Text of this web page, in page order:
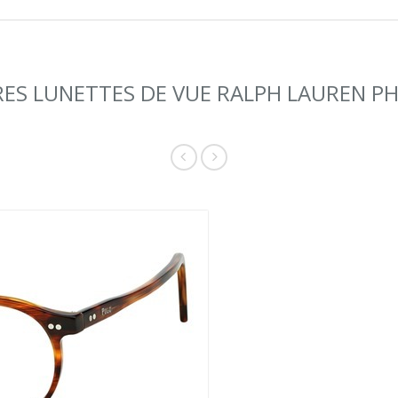
LUNETTES DE VUE RALPH LAUREN